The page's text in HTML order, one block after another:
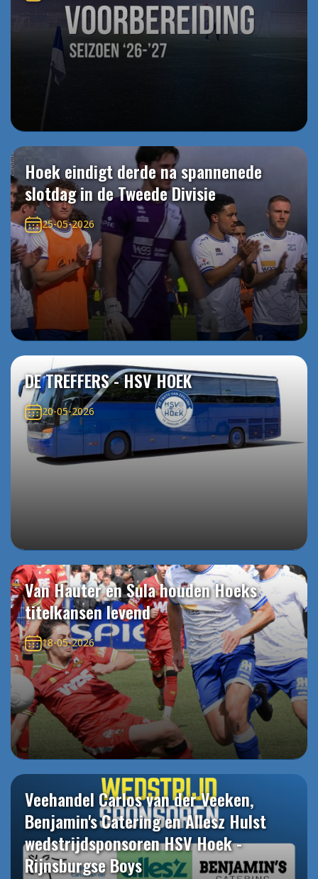
Hoek eindigt derde na spannenede
slotdag in de Tweede Divisie
25-05-2026
DE TREFFERS - HSV HOEK
20-05-2026
Van Hauter en Sula houden Hoeks
titelkansen levend
18-05-2026
Veehandel Carlos van der Veeken,
Benjamin's Catering en Allesz Hulst
wedstrijdsponsoren HSV Hoek -
Rijnsburgse Boys